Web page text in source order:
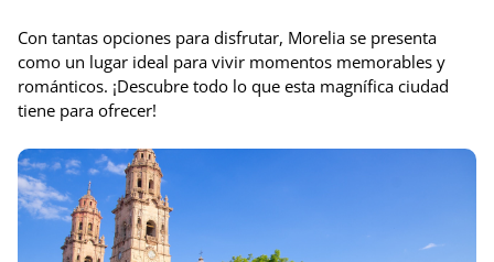
Con tantas opciones para disfrutar, Morelia se presenta
como un lugar ideal para vivir momentos memorables y
románticos. ¡Descubre todo lo que esta magnífica ciudad
tiene para ofrecer!